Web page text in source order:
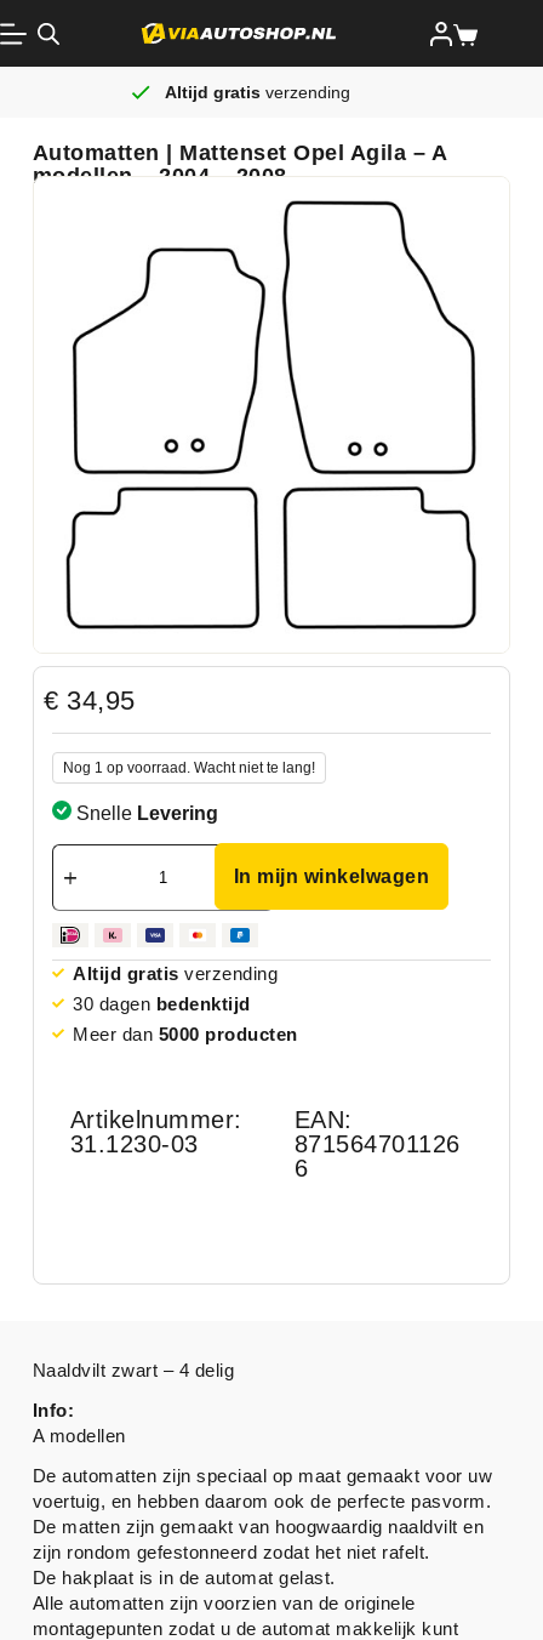
Altijd gratisverzending
Automatten | Mattenset Opel Agila – A
modellen – 2004 – 2008
€ 34,95
Nog 1 op voorraad. Wacht niet te lang!
Snelle Levering
In mijn winkelwagen
Altijd gratis verzending
30 dagen bedenktijd
Meer dan 5000 producten
Artikelnummer:
31.1230-03
EAN:
871564701126
6
Naaldvilt zwart – 4 delig
Info:
A modellen
De automatten zijn speciaal op maat gemaakt voor uw
voertuig, en hebben daarom ook de perfecte pasvorm.
De matten zijn gemaakt van hoogwaardig naaldvilt en
zijn rondom gefestonneerd zodat het niet rafelt.
De hakplaat is in de automat gelast.
Alle automatten zijn voorzien van de originele
montagepunten zodat u de automat makkelijk kunt